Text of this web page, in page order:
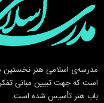
مدرسه‌ی اسلامى هنر نخستين
است كه جهت تبيين مبانى
باب هنر تأسيس شده است.